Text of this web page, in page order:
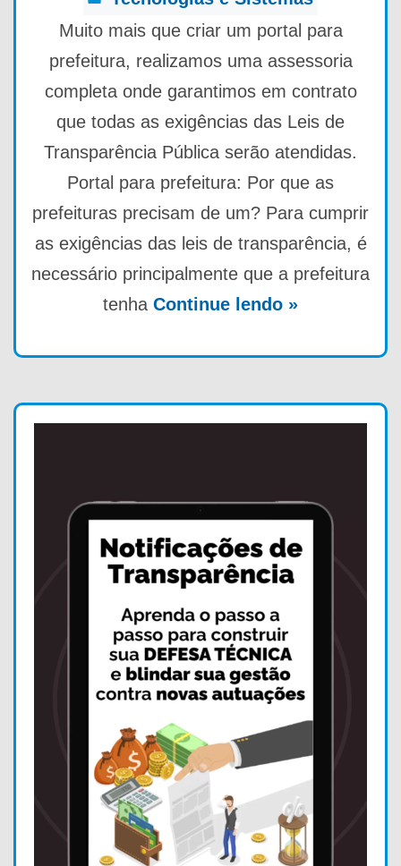
Muito mais que criar um portal para
prefeitura, realizamos uma assessoria
completa onde garantimos em contrato
que todas as exigências das Leis de
Transparência Pública serão atendidas.
Portal para prefeitura: Por que as
prefeituras precisam de um? Para cumprir
as exigências das leis de transparência, é
necessário principalmente que a prefeitura
tenha Continue lendo »